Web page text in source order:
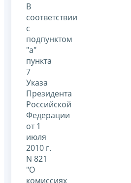
В
соответствии
с
подпунктом
"а"
пункта
7
Указа
Президента
Российской
Федерации
от 1
июля
2010 г.
N 821
"О
комиссиях